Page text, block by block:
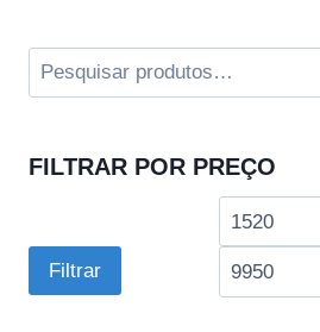
Pesquisar
por:
FILTRAR POR PREÇO
Preço
Filtrar